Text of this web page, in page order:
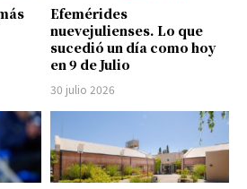
Efemérides
nuevejulienses. Lo que
sucedió un día como hoy
en 9 de Julio
30 julio 2026